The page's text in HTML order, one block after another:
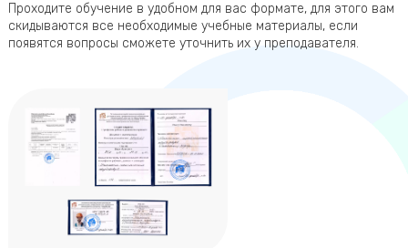
Проходите обучение в удобном для вас формате, для этого вам
скидываются все необходимые учебные материалы, если
появятся вопросы сможете уточнить их у преподавателя.